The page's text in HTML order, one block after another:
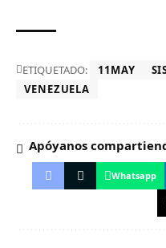
ETIQUETADO: 11MAY
VENEZUELA
Apóyanos
Whatsapp